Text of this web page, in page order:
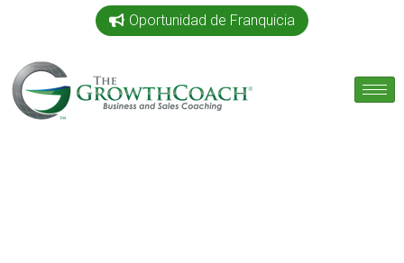
Oportunidad de Franquicia